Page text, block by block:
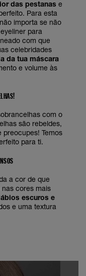
das pestanas e
Para esta
importa se não
para
com que
celebridades
da tua máscara
e volume às
com o
são rebeldes,
preocupes! Temos
para ti.
a cor de que
nas cores mais
escuros e
e uma textura